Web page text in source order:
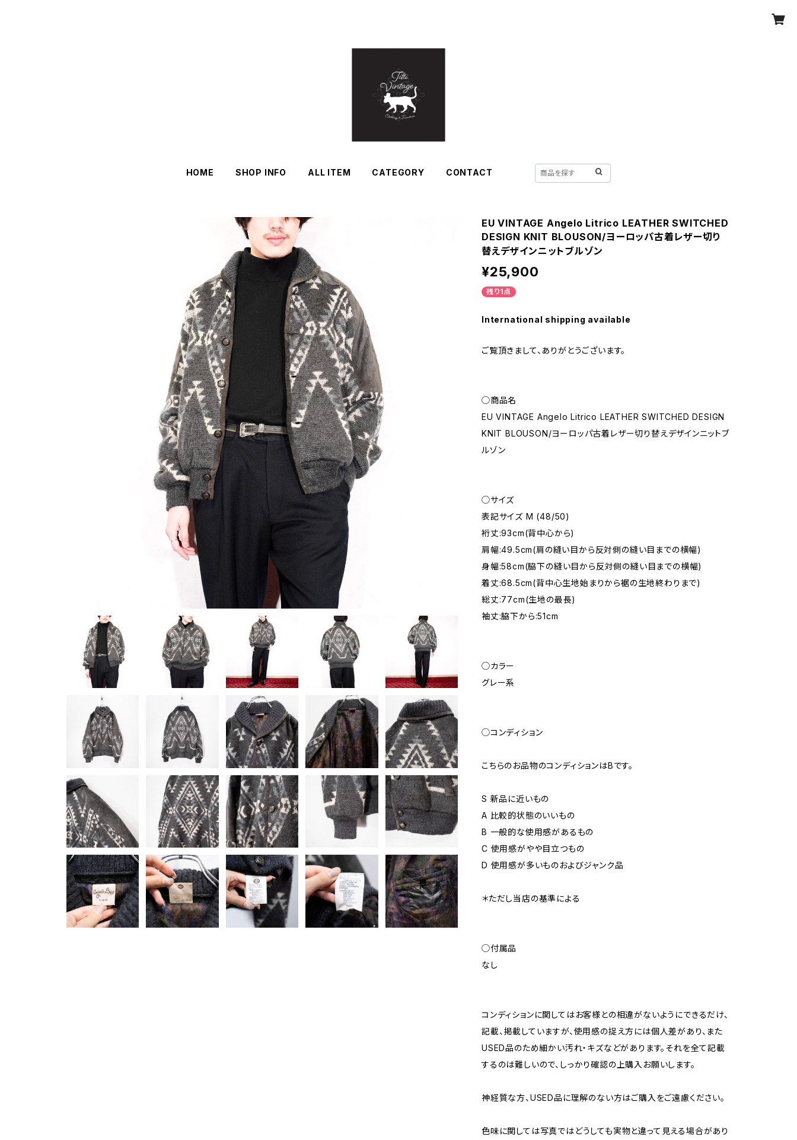
HOME SHOP INFO ALL ITEM CATEGORY CONTACT
EU VINTAGE Angelo Litrico LEATHER SWITCHED
DESIGN KNIT BLOUSON/ヨーロッパ古着レザー切り
替えデザインニットブルゾン
¥25,900
残り1点
International shipping available
ご覧頂きまして、ありがとうございます。
◯商品名
EU VINTAGE Angelo Litrico LEATHER SWITCHED DESIGN
KNIT BLOUSON/ヨーロッパ古着レザー切り替えデザインニットブ
ルゾン
◯サイズ
表記サイズ M (48/50)
裄丈:93cm(背中心から)
肩幅:49.5cm(肩の縫い目から反対側の縫い目までの横幅)
身幅:58cm(脇下の縫い目から反対側の縫い目までの横幅)
着丈:68.5cm(背中心生地始まりから裾の生地終わりまで)
総丈:77cm(生地の最長)
袖丈:脇下から:51cm
◯カラー
グレー系
◯コンディション
こちらのお品物のコンディションはBです。
S 新品に近いもの
A 比較的状態のいいもの
B 一般的な使用感があるもの
C 使用感がやや目立つもの
D 使用感が多いものおよびジャンク品
＊ただし当店の基準による
◯付属品
なし
コンディションに関してはお客様との相違がないようにできるだけ、
記載、掲載していますが、使用感の捉え方には個人差があり、また
USED品のため細かい汚れ・キズなどがあります。それを全て記載
するのは難しいので、しっかり確認の上購入お願いします。
神経質な方、USED品に理解のない方はご購入をご遠慮ください。
色味に関しては写真ではどうしても実物と違って見える場合があり